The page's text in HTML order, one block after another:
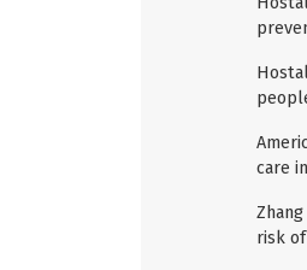
care
risk of